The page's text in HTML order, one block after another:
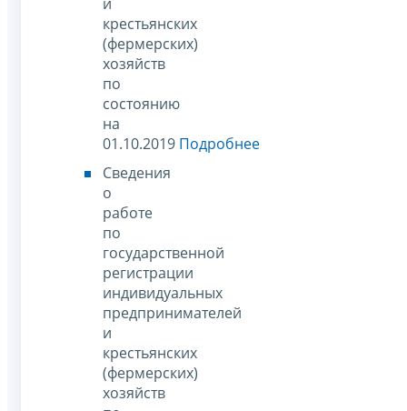
крестьянских
(фермерских)
хозяйств
по
состоянию
на
01.10.2019 Подробнее
Сведения
о
работе
по
государственной
регистрации
индивидуальных
предпринимателей
и
крестьянских
(фермерских)
хозяйств